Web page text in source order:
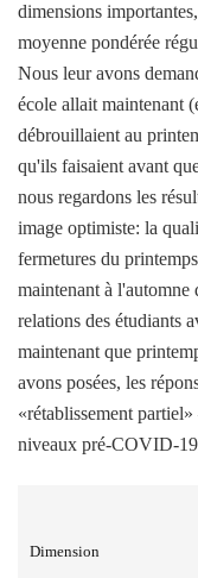
dimensions
moyenne pondérée
Nous leur avons
école allait maintenant
débrouillaient au
qu'ils faisaient avant
nous regardons les
image optimiste: la
fermetures du
maintenant à l'automne
relations des étudiants
maintenant que
avons posées, les
«rétablissement
niveaux pré-COVID-
Dimension